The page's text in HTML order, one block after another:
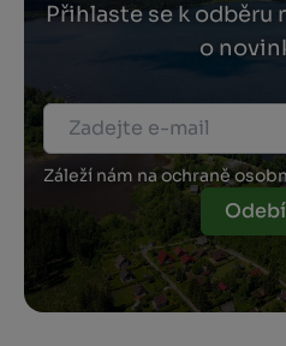
Přihlaste se k odběru
o
Záleží nám na ochraně